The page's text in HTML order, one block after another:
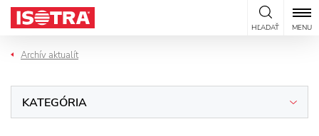
Preskočiť na obsah
HĽADAŤ MENU
Archív aktualít
KATEGÓRIA